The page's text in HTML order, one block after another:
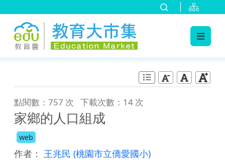
點閱數：757 次 下載次數：14 次
家鄉的人口組成
web
作者： 王兆民 (桃園市立僑愛國小)